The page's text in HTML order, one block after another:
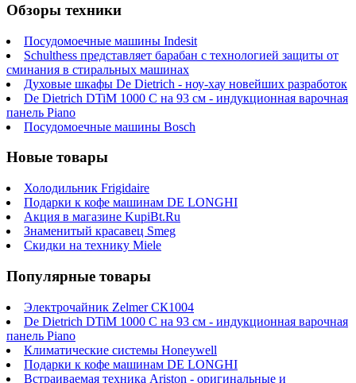
Обзоры техники
Посудомоечные машины Indesit
Schulthess представляет барабан с технологией защиты от
сминания в стиральных машинах
Духовые шкафы De Dietrich - ноу-хау новейших разработок
De Dietrich DTiM 1000 C на 93 см - индукционная варочная
панель Piano
Посудомоечные машины Bosch
Новые товары
Холодильник Frigidaire
Подарки к кофе машинам DE LONGHI
Акция в магазине KupiBt.Ru
Знаменитый красавец Smeg
Скидки на технику Miele
Популярные товары
Электрочайник Zelmer СК1004
De Dietrich DTiM 1000 C на 93 см - индукционная варочная
панель Piano
Климатические системы Honeywell
Подарки к кофе машинам DE LONGHI
Встраиваемая техника Ariston - оригинальные и